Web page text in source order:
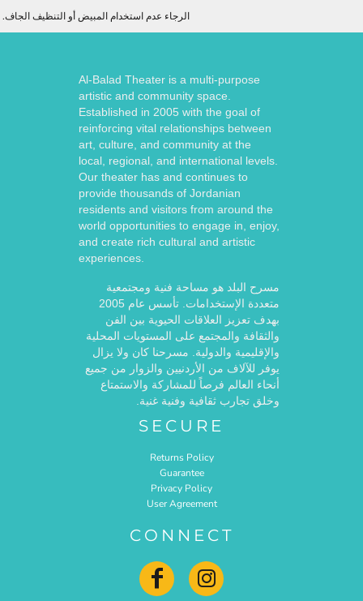
الرجاء عدم استخدام المبيض أو التنظيف الجاف.
Al-Balad Theater is a multi-purpose
artistic and community space.
Established in 2005 with the goal of
reinforcing vital relationships between
art, culture, and community at the
local, regional, and international levels.
Our theater has and continues to
provide thousands of Jordanian
residents and visitors from around the
world opportunities to engage in, enjoy,
and create rich cultural and artistic
experiences.
مسرح البلد هو مساحة فنية ومجتمعية
متعددة الإستخدامات. تأسس عام 2005
بهدف تعزيز العلاقات الحيوية بين الفن
والثقافة والمجتمع على المستويات المحلية
والإقليمية والدولية. مسرحنا كان ولا يزال
يوفر للآلاف من الأردنيين والزوار من جميع
أنحاء العالم فرصاً للمشاركة والاستمتاع
وخلق تجارب ثقافية وفنية غنية.
SECURE
Returns Policy
Guarantee
Privacy Policy
User Agreement
CONNECT